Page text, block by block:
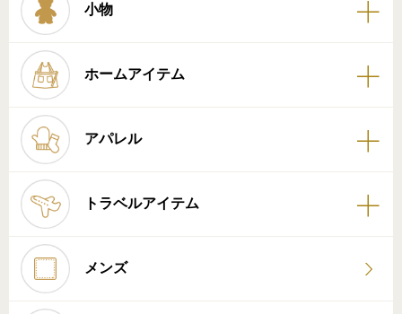
小物
ホームアイテム
アパレル
トラベルアイテム
メンズ